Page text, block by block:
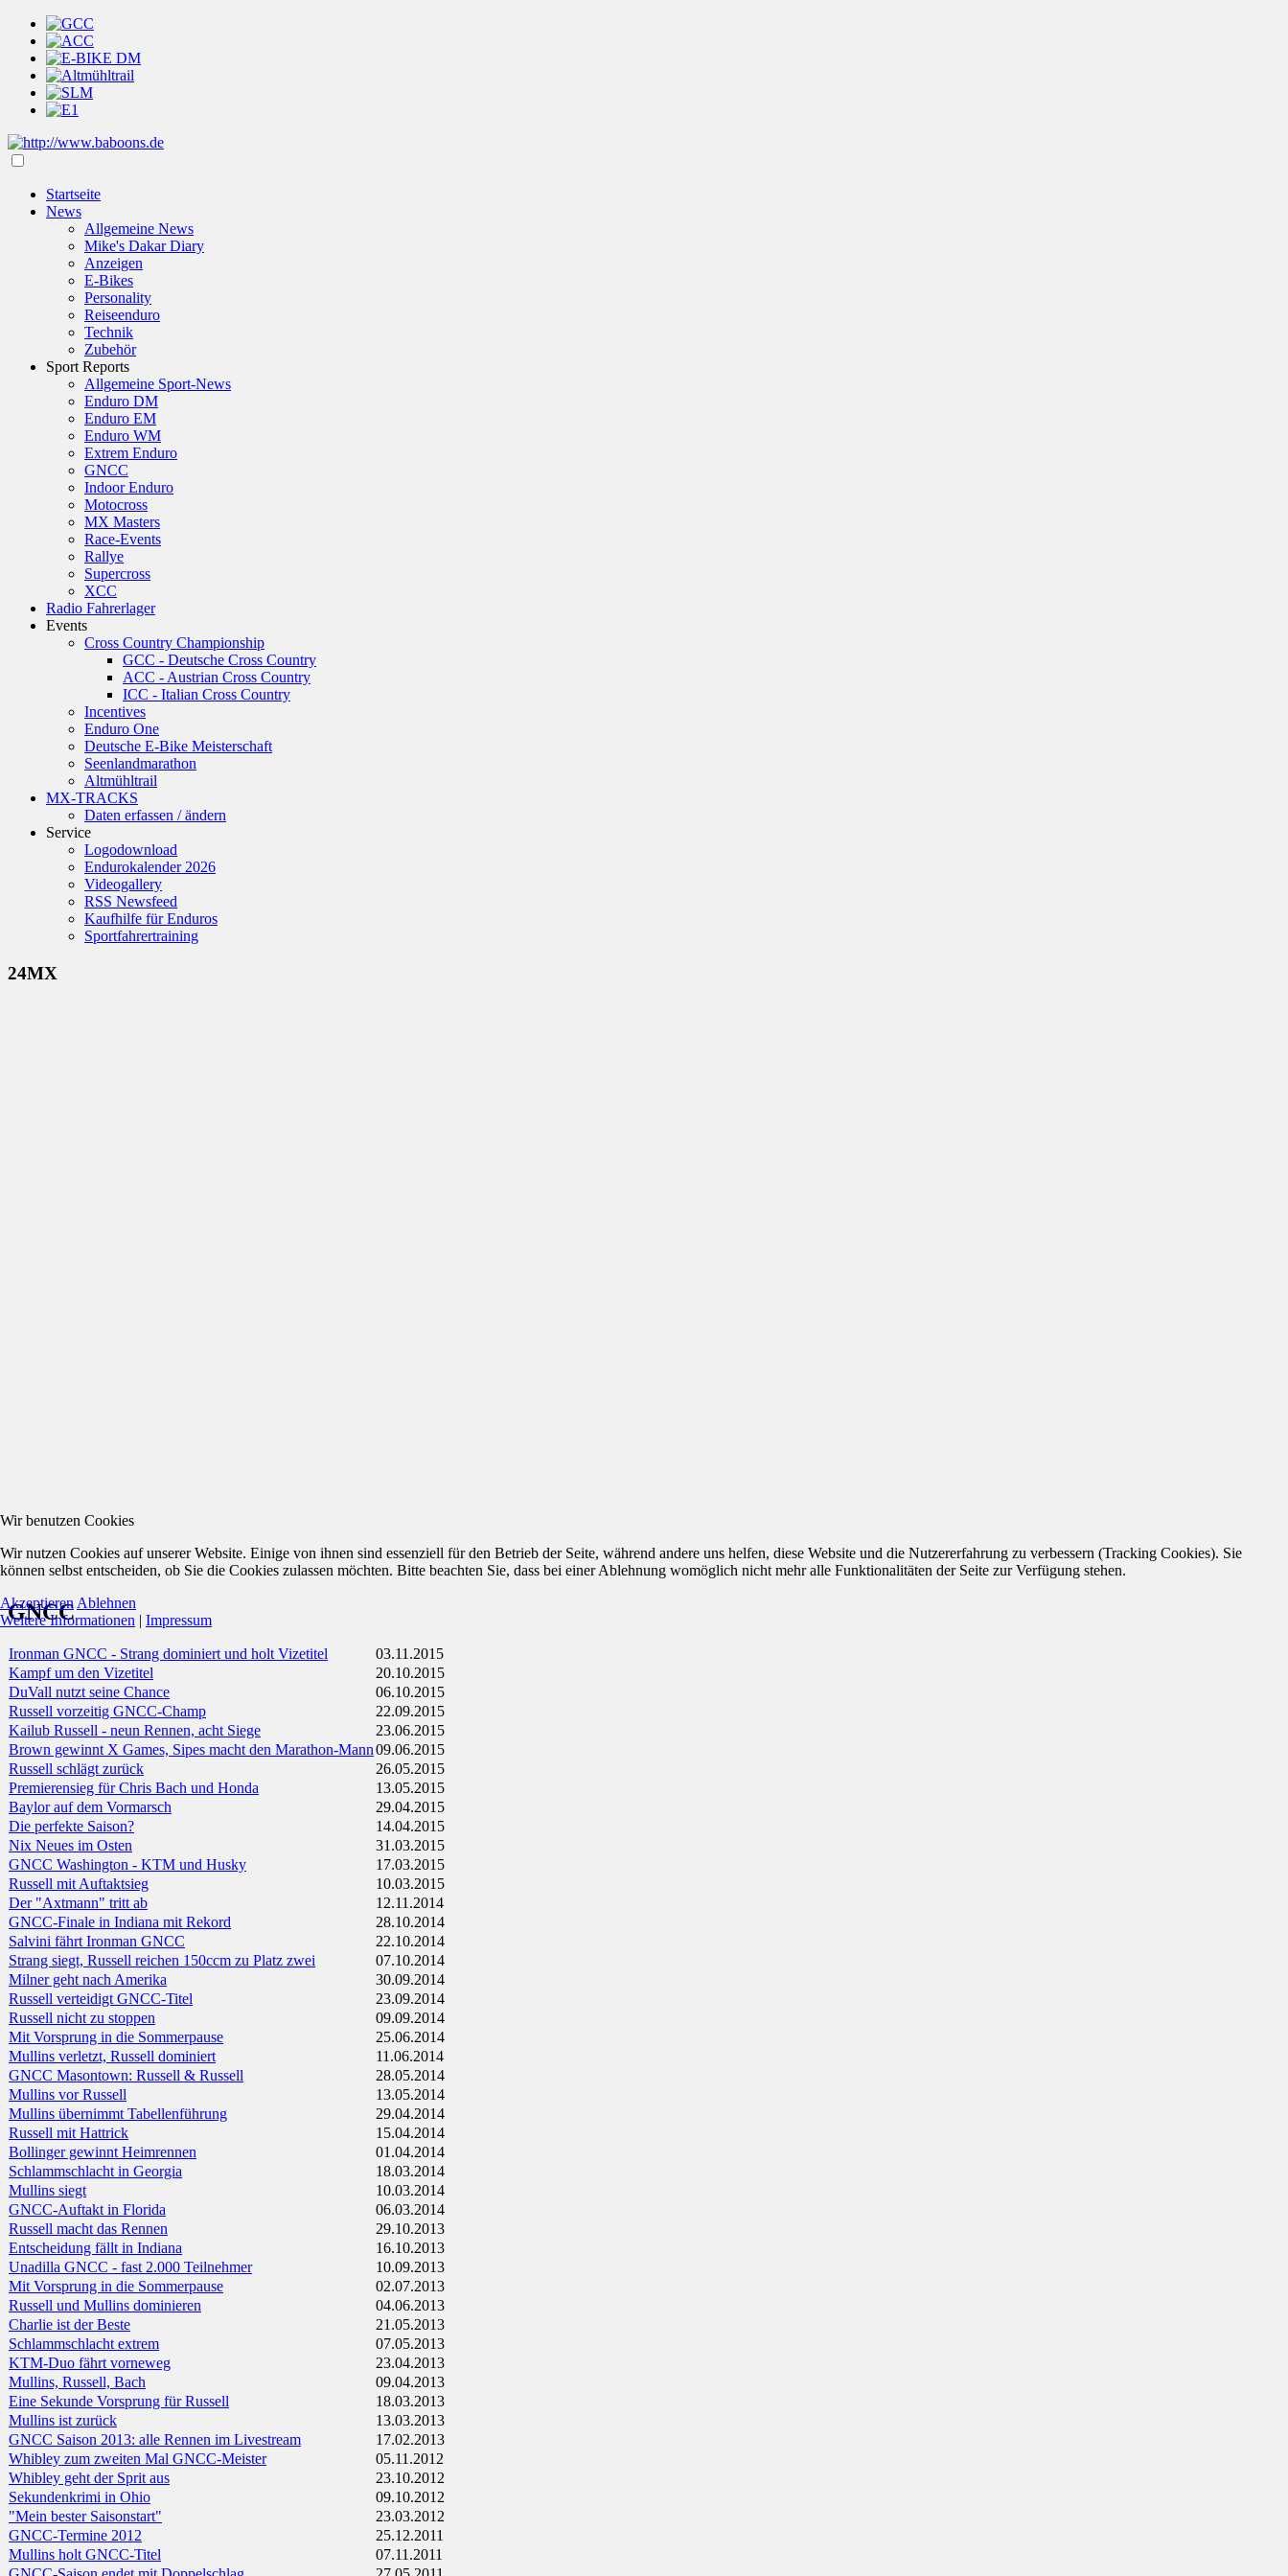
Startseite
News
Allgemeine News
Mike's Dakar Diary
Anzeigen
E-Bikes
Personality
Reiseenduro
Technik
Zubehör
Sport Reports
Allgemeine Sport-News
Enduro DM
Enduro EM
Enduro WM
Extrem Enduro
GNCC
Indoor Enduro
Motocross
MX Masters
Race-Events
Rallye
Supercross
XCC
Radio Fahrerlager
Events
Cross Country Championship
GCC - Deutsche Cross Country
ACC - Austrian Cross Country
ICC - Italian Cross Country
Incentives
Enduro One
Deutsche E-Bike Meisterschaft
Seenlandmarathon
Altmühltrail
MX-TRACKS
Daten erfassen / ändern
Service
Logodownload
Endurokalender 2026
Videogallery
RSS Newsfeed
Kaufhilfe für Enduros
Sportfahrertraining
24MX
GNCC
Ironman GNCC - Strang dominiert und holt Vizetitel
03.11.2015
Kampf um den Vizetitel
20.10.2015
DuVall nutzt seine Chance
06.10.2015
Russell vorzeitig GNCC-Champ
22.09.2015
Kailub Russell - neun Rennen, acht Siege
23.06.2015
Brown gewinnt X Games, Sipes macht den Marathon-Mann09.06.2015
Russell schlägt zurück
26.05.2015
Premierensieg für Chris Bach und Honda
13.05.2015
Baylor auf dem Vormarsch
29.04.2015
Die perfekte Saison?
14.04.2015
Nix Neues im Osten
31.03.2015
GNCC Washington - KTM und Husky
17.03.2015
Russell mit Auftaktsieg
10.03.2015
Der "Axtmann" tritt ab
12.11.2014
GNCC-Finale in Indiana mit Rekord
28.10.2014
Salvini fährt Ironman GNCC
22.10.2014
Strang siegt, Russell reichen 150ccm zu Platz zwei
07.10.2014
Milner geht nach Amerika
30.09.2014
Russell verteidigt GNCC-Titel
23.09.2014
Russell nicht zu stoppen
09.09.2014
Mit Vorsprung in die Sommerpause
25.06.2014
Mullins verletzt, Russell dominiert
11.06.2014
GNCC Masontown: Russell & Russell
28.05.2014
Mullins vor Russell
13.05.2014
Mullins übernimmt Tabellenführung
29.04.2014
Russell mit Hattrick
15.04.2014
Bollinger gewinnt Heimrennen
01.04.2014
Schlammschlacht in Georgia
18.03.2014
Mullins siegt
10.03.2014
GNCC-Auftakt in Florida
06.03.2014
Russell macht das Rennen
29.10.2013
Entscheidung fällt in Indiana
16.10.2013
Unadilla GNCC - fast 2.000 Teilnehmer
10.09.2013
Mit Vorsprung in die Sommerpause
02.07.2013
Russell und Mullins dominieren
04.06.2013
Charlie ist der Beste
21.05.2013
Schlammschlacht extrem
07.05.2013
KTM-Duo fährt vorneweg
23.04.2013
Mullins, Russell, Bach
09.04.2013
Eine Sekunde Vorsprung für Russell
18.03.2013
Mullins ist zurück
13.03.2013
GNCC Saison 2013: alle Rennen im Livestream
17.02.2013
Whibley zum zweiten Mal GNCC-Meister
05.11.2012
Whibley geht der Sprit aus
23.10.2012
Sekundenkrimi in Ohio
09.10.2012
"Mein bester Saisonstart"
23.03.2012
GNCC-Termine 2012
25.12.2011
Mullins holt GNCC-Titel
07.11.2011
Wir benutzen Cookies
Wir nutzen Cookies auf unserer Website. Einige von ihnen sind essenziell für den Betrieb der Seite, während andere uns helfen, diese Website und die Nutzererfahrung zu verbessern (Tracking Cookies). Sie
können selbst entscheiden, ob Sie die Cookies zulassen möchten. Bitte beachten Sie, dass bei einer Ablehnung womöglich nicht mehr alle Funktionalitäten der Seite zur Verfügung stehen.
Akzeptieren Ablehnen
Weitere Informationen | Impressum